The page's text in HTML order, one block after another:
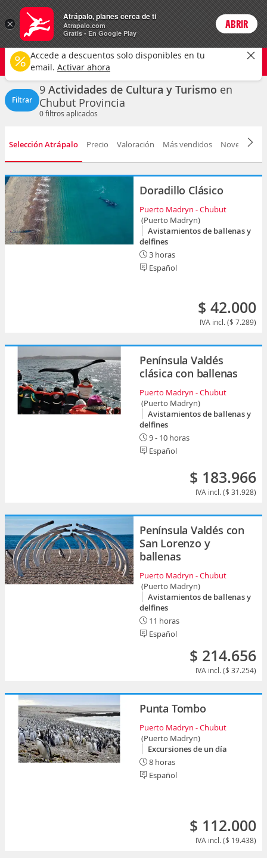
Actividades Precios enPeso
ARSCambiar moneda
Login
Chubut
Cultura y turismo Cualquier fecha
CAMBIAR
Filtrar
9 Actividades de Cultura y Turismo en
Chubut Provincia
0filtros aplicados
Selección Atrápalo Precio Valoración Más vendidos Novedad
Doradillo Clásico
Puerto Madryn - Chubut
(Puerto Madryn)
Avistamientos de ballenas y
delfines
3 horas
Español
$ 42.000
IVA incl. ($ 7.289)
Península Valdés
clásica con ballenas
Puerto Madryn - Chubut
(Puerto Madryn)
Avistamientos de ballenas y
delfines
9 - 10 horas
Español
$ 183.966
IVA incl. ($ 31.928)
Península Valdés con
San Lorenzo y
ballenas
Puerto Madryn - Chubut
(Puerto Madryn)
Avistamientos de ballenas y
delfines
11 horas
Español
$ 214.656
IVA incl. ($ 37.254)
Punta Tombo
Puerto Madryn - Chubut
(Puerto Madryn)
Excursiones de un día
8 horas
Español
$ 112.000
IVA incl. ($ 19.438)
×
Atrápalo, planes cerca de ti
Atrapalo.com
Gratis - En Google Play
ABRIR
Accede a descuentos solo disponibles en tu
email. Activar ahora